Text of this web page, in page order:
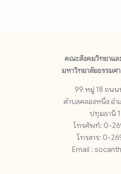
คณะสังคมวิทยาแล
มหาวิทยาลัยธรรมศ
99 หมู่ 18 ถน
ตำบลคลองหนึ่ง อำ
ปทุมธานี
โทรศัพท์: 0-
โทรสาร: 0-
Email :